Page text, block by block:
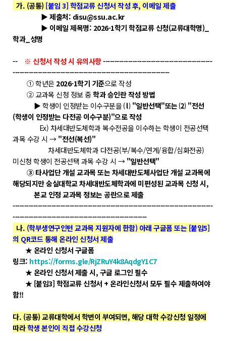
지난 SIF 보기
공지사항
행사
Q&A
POLARIS TMI
POLAR GATE
가. (공통) [붙임 3] 학점교류 신청서 작성 후, 이메일 제출
▶ 제출처: disu@ssu.ac.kr
▶ 이메일 제목명: 2026-1학기 학점교류 신청(교류대학명)_
학과_성명
-- ※ 신청서 작성 시 유의사항------------------------------------------------
---------------------------------------------------------------------
① 학년은 2026-1학기 기준으로 작성
② 교과목 신청 정보 중학과 승인란 작성 방법
▶ 학생이 인정받는 이수구분을⒧ "일반선택"또는 ⑵ "전선
(학생이 인정받는 다전공 이수구분)"으로 작성
Ex) 차세대반도체학과 복수전공을 이수하는 학생이 전공선택
과목 수강 시 →"전선(복선)"
차세대반도체학과 다전공(부/복수/연계/융합/심화전공)
미신청 학생이 전공선택 과목 수강 시 → "일반선택"
③ 타사업단 개설 교과목 또는 차세대반도체사업단 개설 교과목에
해당되지만 숭실대학교 차세대반도체학과에 미편성된 교과목 신청 시,
본교 인정 교과목 정보는 공란으로 제출
----------------------------------------------------------------------------------------
-----------------------------------------------------------
나. (학부생연구인턴 교과목 지원자에 한함) 아래 구글폼 또는 [붙임5]
의 QR코드 통해 온라인 신청서 제출
★ 온라인 신청서 구글폼
링크: https://forms.gle/RjZRuY4k8AqdgY1C7
★ 온라인 신청서 제출 시, 구글 로그인 필수
★ [붙임3] 학점교류 신청서 + 온라인신청서 모두 필수 제출하여야
함!!
다. (공통) 교류대학에서 학번이 부여되면, 해당 대학 수강신청 일정에
따라학생 본인이 직접 수강신청